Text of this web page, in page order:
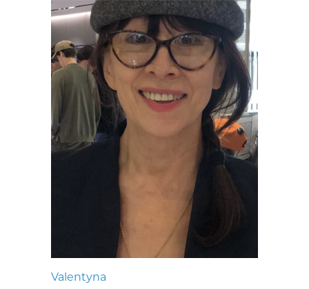
Valentyna